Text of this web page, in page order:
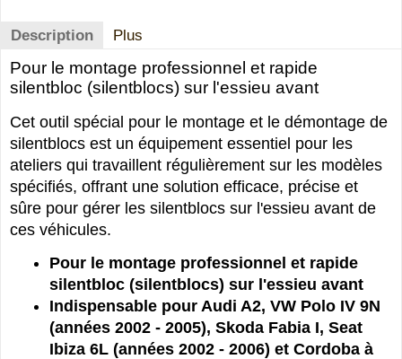
Description Plus
Pour le montage professionnel et rapide
silentbloc (silentblocs) sur l'essieu avant
Cet outil spécial pour le montage et le démontage de
silentblocs est un équipement essentiel pour les
ateliers qui travaillent régulièrement sur les modèles
spécifiés, offrant une solution efficace, précise et
sûre pour gérer les silentblocs sur l'essieu avant de
ces véhicules.
Pour le montage professionnel et rapide
silentbloc (silentblocs) sur l'essieu avant
Indispensable pour Audi A2, VW Polo IV 9N
(années 2002 - 2005), Skoda Fabia I, Seat
Ibiza 6L (années 2002 - 2006) et Cordoba à